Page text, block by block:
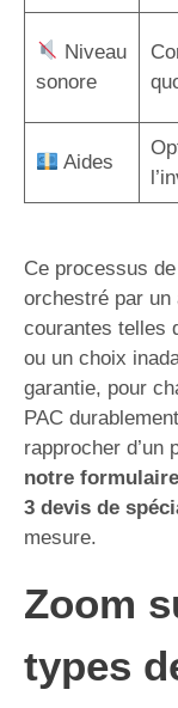
Niveau
sonore
Aides
Ce processus
orchestré par
courantes telles
ou un choix
garantie, pour
PAC
rapprocher d’un
notre
3 devis de
mesure.
Zoom
types